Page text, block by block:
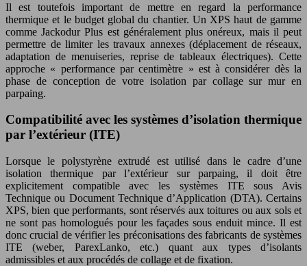
Il est toutefois important de mettre en regard la performance
thermique et le budget global du chantier. Un XPS haut de gamme
comme Jackodur Plus est généralement plus onéreux, mais il peut
permettre de limiter les travaux annexes (déplacement de réseaux,
adaptation de menuiseries, reprise de tableaux électriques). Cette
approche « performance par centimètre » est à considérer dès la
phase de conception de votre isolation par collage sur mur en
parpaing.
Compatibilité avec les systèmes d’isolation thermique
par l’extérieur (ITE)
Lorsque le polystyrène extrudé est utilisé dans le cadre d’une
isolation thermique par l’extérieur sur parpaing, il doit être
explicitement compatible avec les systèmes ITE sous Avis
Technique ou Document Technique d’Application (DTA). Certains
XPS, bien que performants, sont réservés aux toitures ou aux sols et
ne sont pas homologués pour les façades sous enduit mince. Il est
donc crucial de vérifier les préconisations des fabricants de systèmes
ITE (weber, ParexLanko, etc.) quant aux types d’isolants
admissibles et aux procédés de collage et de fixation.